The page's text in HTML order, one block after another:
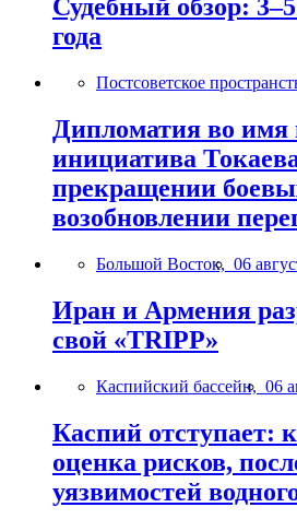
Судебный обзор:
года
Постсоветское
Дипломатия во имя
инициатива
прекращении
возобновлении
Большой Восток, 06
Иран и Армения
свой «TRIPP»
Каспийский бассейн, 06
Каспий отступает:
оценка рисков,
уязвимостей